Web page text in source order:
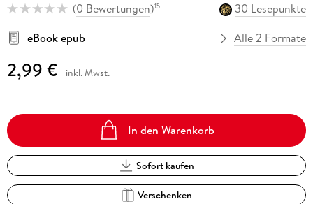
(0 Bewertungen)15
30 Lesepunkte
eBook epub
Alle 2 Formate
2,99 € inkl. Mwst.
In den Warenkorb
Sofort kaufen
Verschenken